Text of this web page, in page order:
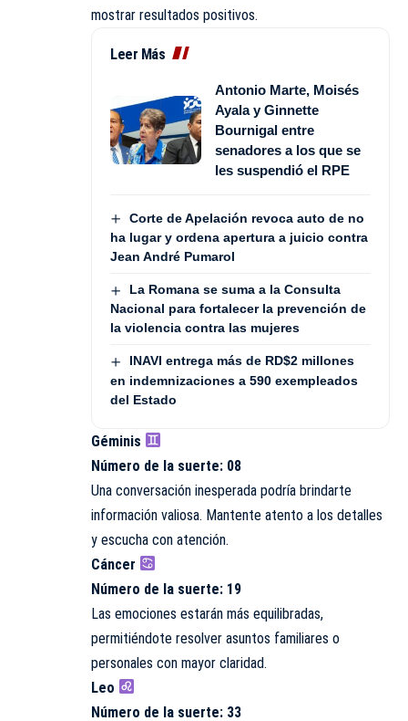
mostrar resultados positivos.
Leer Más
Antonio Marte, Moisés
Ayala y Ginnette
Bournigal entre
senadores a los que se
les suspendió el RPE
Corte de Apelación revoca auto de no
ha lugar y ordena apertura a juicio contra
Jean André Pumarol
La Romana se suma a la Consulta
Nacional para fortalecer la prevención de
la violencia contra las mujeres
INAVI entrega más de RD$2 millones
en indemnizaciones a 590 exempleados
del Estado
Géminis
Número de la suerte: 08
Una conversación inesperada podría brindarte
información valiosa. Mantente atento a los detalles
y escucha con atención.
Cáncer
Número de la suerte: 19
Las emociones estarán más equilibradas,
permitiéndote resolver asuntos familiares o
personales con mayor claridad.
Leo
Número de la suerte: 33